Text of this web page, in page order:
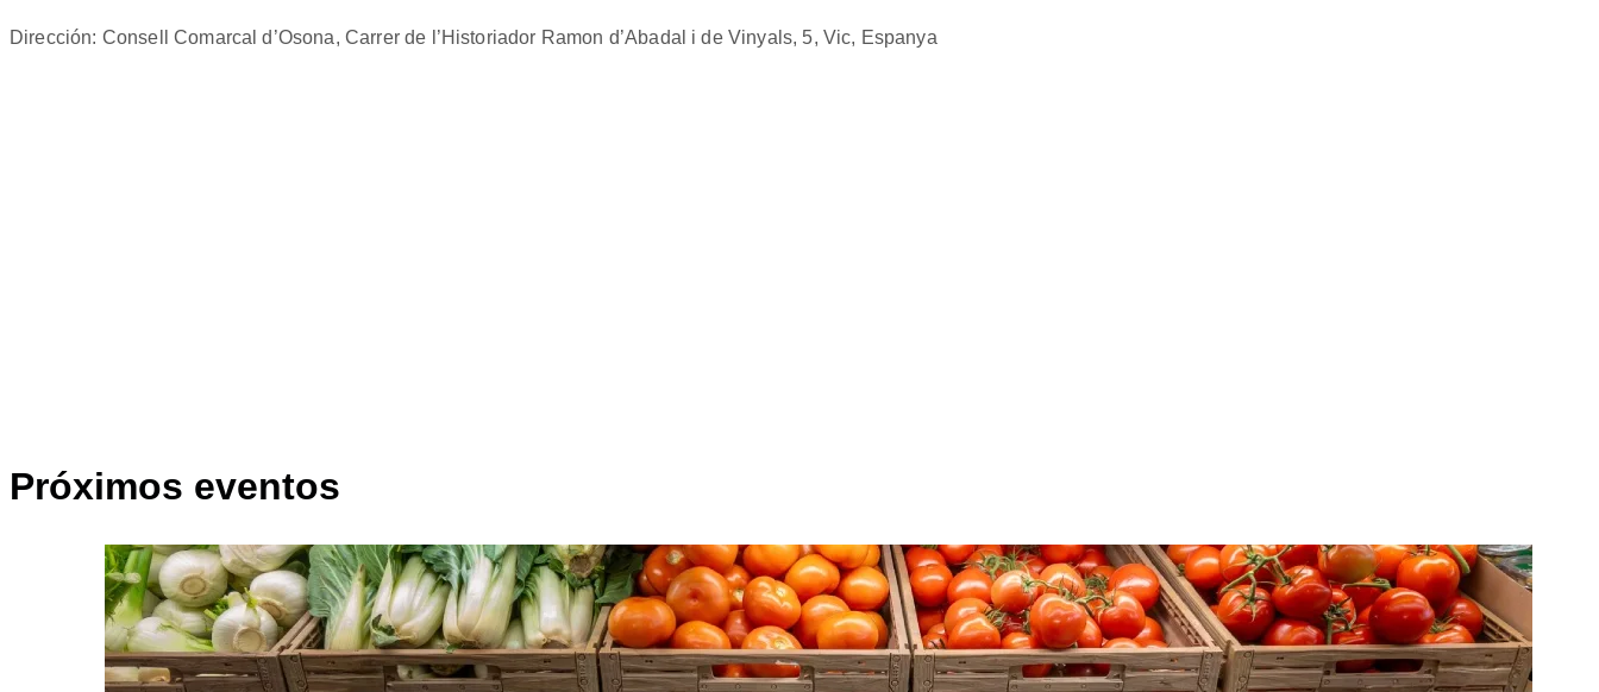
Dirección: Consell Comarcal d’Osona, Carrer de l’Historiador Ramon d’Abadal i de Vinyals, 5, Vic, Espanya
Próximos eventos